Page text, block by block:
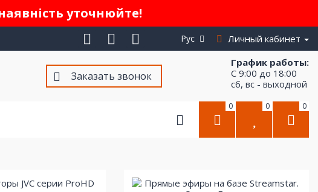
уточнюйте!
Личный кабинет
Заказать звонок
График работы:
С 9:00 до 18:00
сб, вс - выходной
0 0 0